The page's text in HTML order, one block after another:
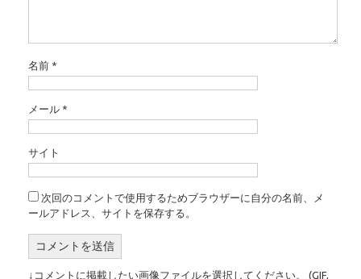
名前 *
メール *
サイト
次回のコメントで使用するためブラウザーに自分の名前、メ
ールアドレス、サイトを保存する。
↓コメントに掲載したい画像ファイルを選択してください。 (GIF,